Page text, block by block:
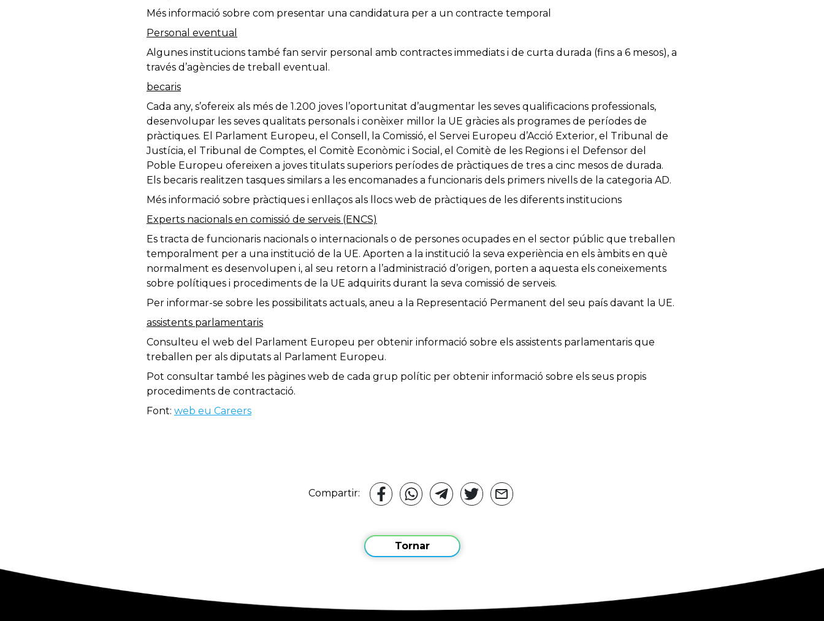
Més informació sobre com presentar una candidatura per a un contracte temporal
Personal eventual
Algunes institucions també fan servir personal amb contractes immediats i de curta durada (fins a 6 mesos), a
través d’agències de treball eventual.
becaris
Cada any, s’ofereix als més de 1.200 joves l’oportunitat d’augmentar les seves qualificacions professionals,
desenvolupar les seves qualitats personals i conèixer millor la UE gràcies als programes de períodes de
pràctiques. El Parlament Europeu, el Consell, la Comissió, el Servei Europeu d’Acció Exterior, el Tribunal de
Justícia, el Tribunal de Comptes, el Comitè Econòmic i Social, el Comitè de les Regions i el Defensor del
Poble Europeu ofereixen a joves titulats superiors períodes de pràctiques de tres a cinc mesos de durada.
Els becaris realitzen tasques similars a les encomanades a funcionaris dels primers nivells de la categoria AD.
Més informació sobre pràctiques i enllaços als llocs web de pràctiques de les diferents institucions
Experts nacionals en comissió de serveis (ENCS)
Es tracta de funcionaris nacionals o internacionals o de persones ocupades en el sector públic que treballen
temporalment per a una institució de la UE. Aporten a la institució la seva experiència en els àmbits en què
normalment es desenvolupen i, al seu retorn a l’administració d’origen, porten a aquesta els coneixements
sobre polítiques i procediments de la UE adquirits durant la seva comissió de serveis.
Per informar-se sobre les possibilitats actuals, aneu a la Representació Permanent del seu país davant la UE.
assistents parlamentaris
Consulteu el web del Parlament Europeu per obtenir informació sobre els assistents parlamentaris que
treballen per als diputats al Parlament Europeu.
Pot consultar també les pàgines web de cada grup polític per obtenir informació sobre els seus propis
procediments de contractació.
Font: web eu Careers
Compartir:
Tornar